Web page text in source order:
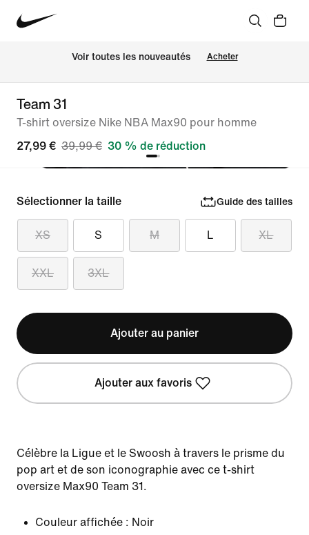
Voir toutes les nouveautés Acheter
Team 31
T-shirt oversize Nike NBA Max90 pour homme
27,99 € 39,99 € 30 % de réduction
Sélectionner la taille Guide des tailles
XS S M L XL
XXL 3XL
Ajouter au panier
Ajouter aux favoris
Célèbre la Ligue et le Swoosh à travers le prisme du
pop art et de son iconographie avec ce t-shirt
oversize Max90 Team 31.
Couleur affichée : Noir